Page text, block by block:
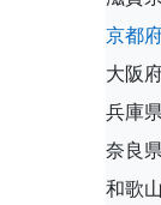
京都
大阪
兵庫県
奈良県
和歌